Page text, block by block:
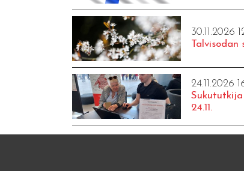
30.11.2026
Talvisodan
24.11.2026
24.11.